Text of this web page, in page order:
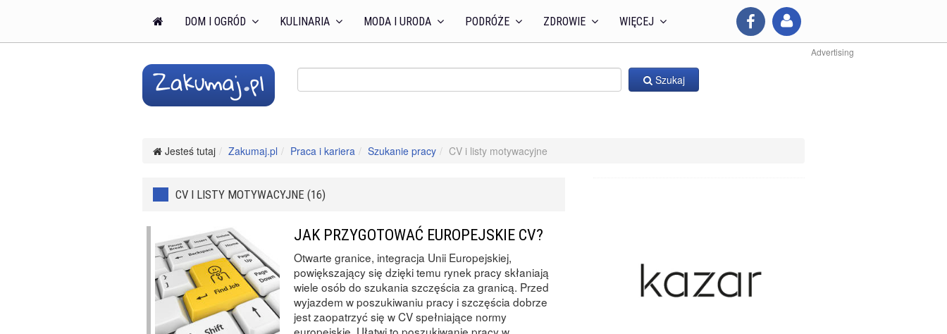
DOM I OGRÓD KULINARIA MODA I URODA PODRÓŻE ZDROWIE WIĘCEJ
Advertising
Szukaj
Jesteś tutaj Zakumaj.pl Praca i kariera Szukanie pracy CV i listy motywacyjne
CV I LISTY MOTYWACYJNE (16)
JAK PRZYGOTOWAĆ EUROPEJSKIE CV?
Otwarte granice, integracja Unii Europejskiej,
powiększający się dzięki temu rynek pracy skłaniają
wiele osób do szukania szczęścia za granicą. Przed
wyjazdem w poszukiwaniu pracy i szczęścia dobrze
jest zaopatrzyć się w CV spełniające normy